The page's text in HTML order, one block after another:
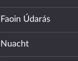
Faoin Údarás
Nuacht